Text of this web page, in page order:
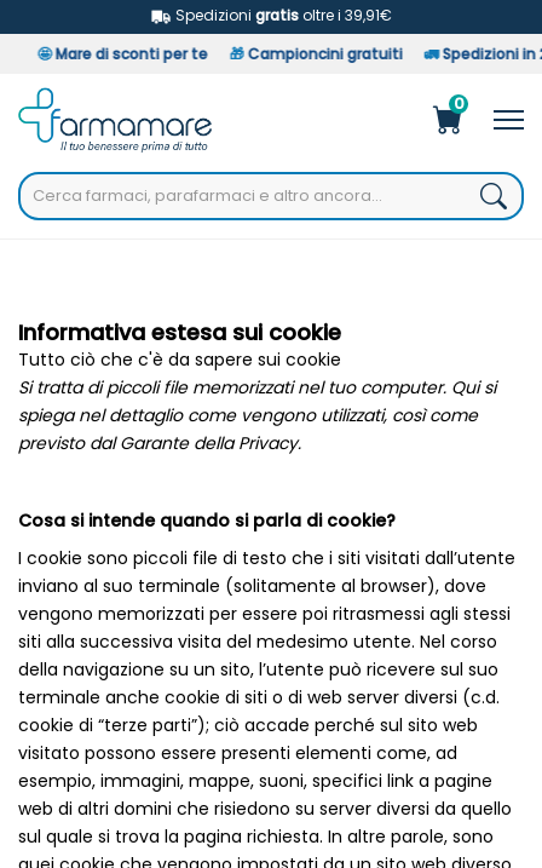
Spedizioni gratisoltre i 39,91€
Mare di sconti per te🎁 Campioncini gratuiti 🚛 Spedizioni in 24/
0
Informativa estesa sui cookie
Tutto ciò che c'è da sapere sui cookie
Si tratta di piccoli file memorizzati nel tuo computer. Qui si
spiega nel dettaglio come vengono utilizzati, così come
previsto dal Garante della Privacy.
Cosa si intende quando si parla di cookie?
I cookie sono piccoli file di testo che i siti visitati dall’utente
inviano al suo terminale (solitamente al browser), dove
vengono memorizzati per essere poi ritrasmessi agli stessi
siti alla successiva visita del medesimo utente. Nel corso
della navigazione su un sito, l’utente può ricevere sul suo
terminale anche cookie di siti o di web server diversi (c.d.
cookie di “terze parti”); ciò accade perché sul sito web
visitato possono essere presenti elementi come, ad
esempio, immagini, mappe, suoni, specifici link a pagine
web di altri domini che risiedono su server diversi da quello
sul quale si trova la pagina richiesta. In altre parole, sono